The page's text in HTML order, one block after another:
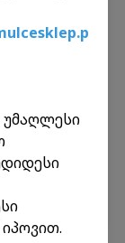
📦
უმაღლესი